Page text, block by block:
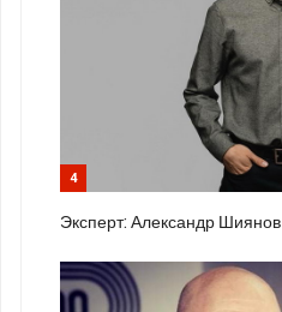
4
Эксперт: Александр Шиянов